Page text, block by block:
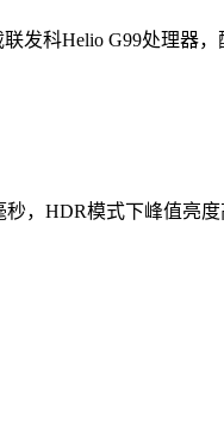
发科Helio G99处理器
秒，HDR模式下峰值亮